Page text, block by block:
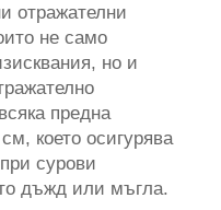
отражателни
не само
но и
предна
което осигурява
сурови
дъжд или мъгла.